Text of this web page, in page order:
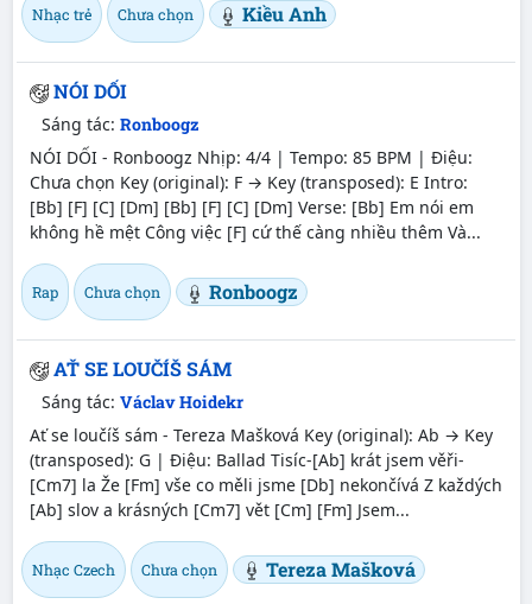
Nhạc trẻ Chưa chọn Kiều Anh
NÓI DỐI
Sáng tác: Ronboogz
NÓI DỐI - Ronboogz Nhịp: 4/4 | Tempo: 85 BPM | Điệu:
Chưa chọn Key (original): F → Key (transposed): E Intro:
[Bb] [F] [C] [Dm] [Bb] [F] [C] [Dm] Verse: [Bb] Em nói em
không hề mệt Công việc [F] cứ thế càng nhiều thêm Và...
Rap Chưa chọn Ronboogz
AŤ SE LOUČÍŠ SÁM
Sáng tác: Václav Hoidekr
Ať se loučíš sám - Tereza Mašková Key (original): Ab → Key
(transposed): G | Điệu: Ballad Tisíc-[Ab] krát jsem věři-
[Cm7] la Že [Fm] vše co měli jsme [Db] nekončívá Z každých
[Ab] slov a krásných [Cm7] vět [Cm] [Fm] Jsem...
Nhạc Czech Chưa chọn Tereza Mašková